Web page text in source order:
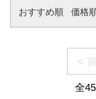
おすすめ順 価格
< 前
全45